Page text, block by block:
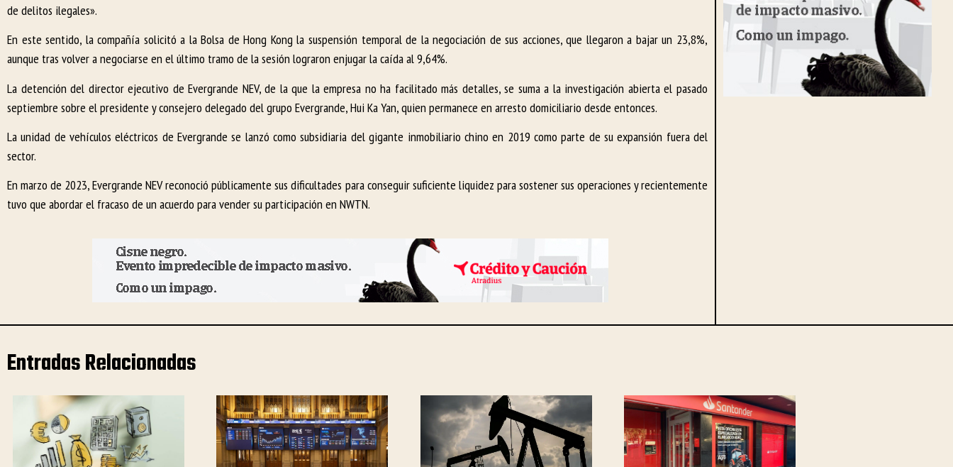
de delitos ilegales».
En este sentido, la compañía solicitó a la Bolsa de Hong Kong la suspensión temporal de la negociación de sus acciones, que llegaron a bajar un 23,8%,
aunque tras volver a negociarse en el último tramo de la sesión lograron enjugar la caída al 9,64%.
La detención del director ejecutivo de Evergrande NEV, de la que la empresa no ha facilitado más detalles, se suma a la investigación abierta el pasado
septiembre sobre el presidente y consejero delegado del grupo Evergrande, Hui Ka Yan, quien permanece en arresto domiciliario desde entonces.
La unidad de vehículos eléctricos de Evergrande se lanzó como subsidiaria del gigante inmobiliario chino en 2019 como parte de su expansión fuera del
sector.
En marzo de 2023, Evergrande NEV reconoció públicamente sus dificultades para conseguir suficiente liquidez para sostener sus operaciones y recientemente
tuvo que abordar el fracaso de un acuerdo para vender su participación en NWTN.
Entradas Relacionadas